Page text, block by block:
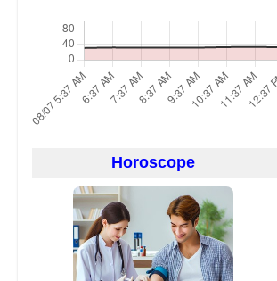
Horoscope